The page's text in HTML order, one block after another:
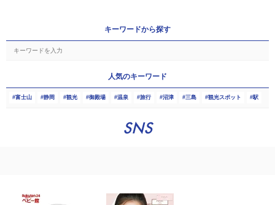
キーワードから探す
人気のキーワード
富士山 静岡 観光 御殿場 温泉 旅行 沼津 三島 観光スポット 駅
SNS